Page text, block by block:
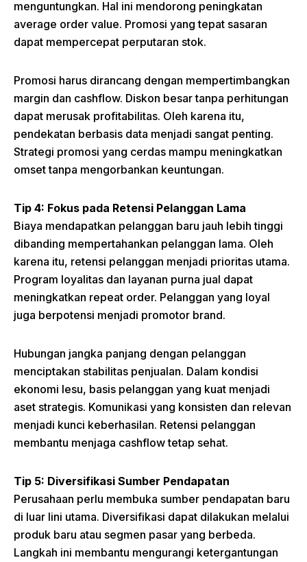
menguntungkan. Hal ini mendorong peningkatan
average order value. Promosi yang tepat sasaran
dapat mempercepat perputaran stok.
Promosi harus dirancang dengan mempertimbangkan
margin dan cashflow. Diskon besar tanpa perhitungan
dapat merusak profitabilitas. Oleh karena itu,
pendekatan berbasis data menjadi sangat penting.
Strategi promosi yang cerdas mampu meningkatkan
omset tanpa mengorbankan keuntungan.
Tip 4: Fokus pada Retensi Pelanggan Lama
Biaya mendapatkan pelanggan baru jauh lebih tinggi
dibanding mempertahankan pelanggan lama. Oleh
karena itu, retensi pelanggan menjadi prioritas utama.
Program loyalitas dan layanan purna jual dapat
meningkatkan repeat order. Pelanggan yang loyal
juga berpotensi menjadi promotor brand.
Hubungan jangka panjang dengan pelanggan
menciptakan stabilitas penjualan. Dalam kondisi
ekonomi lesu, basis pelanggan yang kuat menjadi
aset strategis. Komunikasi yang konsisten dan relevan
menjadi kunci keberhasilan. Retensi pelanggan
membantu menjaga cashflow tetap sehat.
Tip 5: Diversifikasi Sumber Pendapatan
Perusahaan perlu membuka sumber pendapatan baru
di luar lini utama. Diversifikasi dapat dilakukan melalui
produk baru atau segmen pasar yang berbeda.
Langkah ini membantu mengurangi ketergantungan